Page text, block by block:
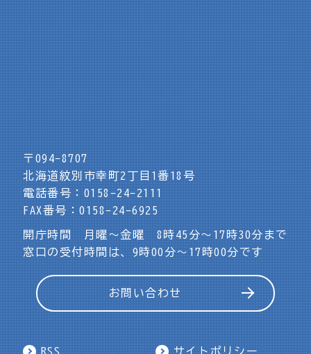
〒094-8707
北海道紋別市幸町2丁目1番18号
電話番号：0158-24-2111
FAX番号：0158-24-6925
開庁時間 月曜～金曜 8時45分～17時30分まで
窓口の受付時間は、9時00分～17時00分です
お問い合わせ
RSS サイトポリシー